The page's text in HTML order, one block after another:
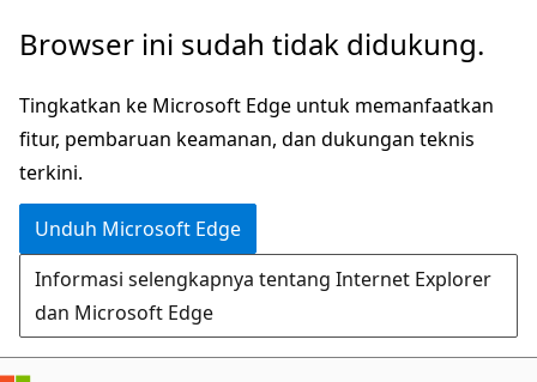
Lompati
konten
utama
Browser ini sudah tidak didukung.
Tingkatkan ke Microsoft Edge untuk memanfaatkan
fitur, pembaruan keamanan, dan dukungan teknis
terkini.
Unduh Microsoft Edge
Informasi selengkapnya tentang Internet Explorer
dan Microsoft Edge